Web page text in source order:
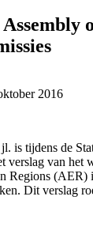
2016
is tijdens de
verslag van het
Regions (AER)
Dit verslag